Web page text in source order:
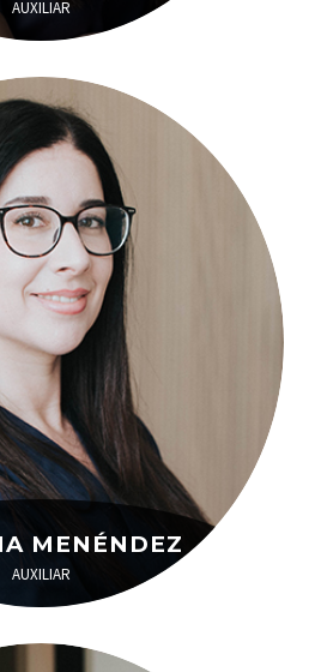
AUXILIAR
MENÉNDEZ
AUXILIAR